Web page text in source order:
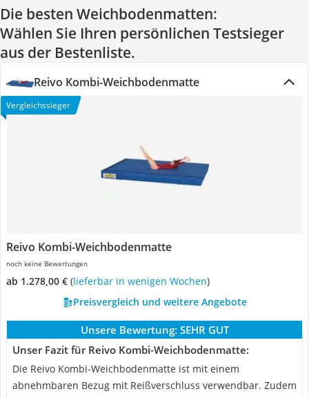
Die besten Weichbodenmatten:
Wählen Sie Ihren persönlichen Testsieger
aus der Bestenliste.
Reivo Kombi-Weichbodenmatte
Vergleichssieger
Reivo Kombi-Weichbodenmatte
noch keine Bewertungen
ab 1.278,00 € ( Lieferbar in wenigen Wochen)
Preisvergleich und weitere Angebote
Unsere Bewertung: SEHR GUT
Unser Fazit für Reivo Kombi-Weichbodenmatte:
Die Reivo Kombi-Weichbodenmatte ist mit einem
abnehmbaren Bezug mit Reißverschluss verwendbar. Zudem